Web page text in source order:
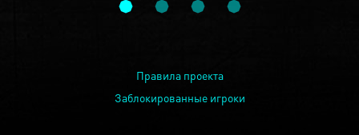
Правила проекта
Заблокированные игроки